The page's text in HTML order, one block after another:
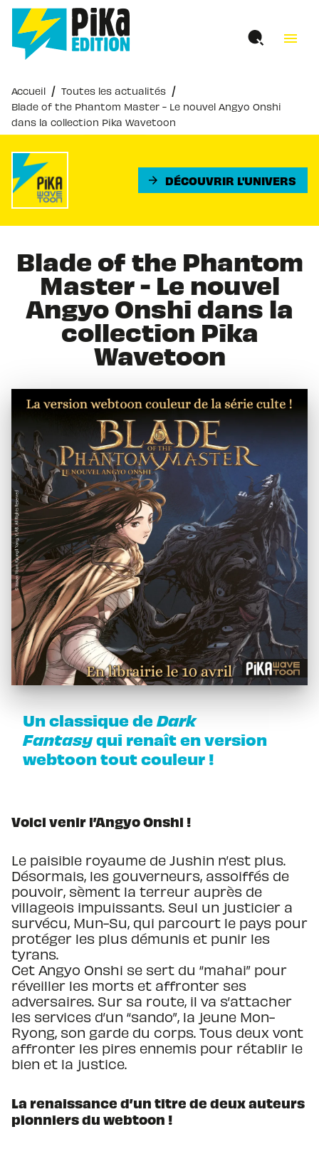
MENU RECHERCHE
PIED DE PAGE
menu
Accueil / Toutes les actualités /
Blade of the Phantom Master - Le nouvel Angyo Onshi
dans la collection Pika Wavetoon
arrow_forward DÉCOUVRIR L'UNIVERS
Blade of the Phantom
Master - Le nouvel
Angyo Onshi dans la
collection Pika
Wavetoon
Un classique deDark
Fantasyqui renaît en version
webtoon tout couleur !
Voici venir l’Angyo Onshi !
Le paisible royaume de Jushin n’est plus.
Désormais, les gouverneurs, assoiffés de
pouvoir, sèment la terreur auprès de
villageois impuissants. Seul un justicier a
survécu, Mun-Su, qui parcourt le pays pour
protéger les plus démunis et punir les
tyrans.
Cet Angyo Onshi se sert du “mahai” pour
réveiller les morts et affronter ses
adversaires. Sur sa route, il va s’attacher
les services d’un “sando”, la jeune Mon-
Ryong, son garde du corps. Tous deux vont
affronter les pires ennemis pour rétablir le
bien et la justice.
La renaissance d’un titre de deux auteurs
pionniers du webtoon !